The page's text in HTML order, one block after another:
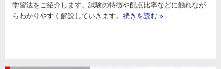
学習法をご紹介します。試験の特徴や配点比率などに触れなが
らわかりやすく解説していきます。 続きを読む »